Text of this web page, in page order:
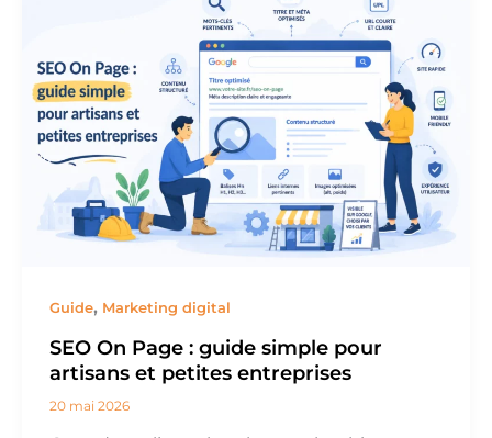
Guide, Marketing digital
SEO On Page : guide simple pour
artisans et petites entreprises
20 mai 2026